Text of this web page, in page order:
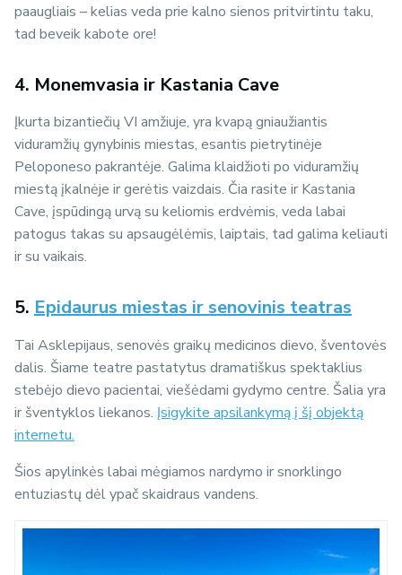
paaugliais – kelias veda prie kalno sienos pritvirtintu taku,
tad beveik kabote ore!
4. Monemvasia ir Kastania Cave
Įkurta bizantiečių VI amžiuje, yra kvapą gniaužiantis
viduramžių gynybinis miestas, esantis pietrytinėje
Peloponeso pakrantėje. Galima klaidžioti po viduramžių
miestą įkalnėje ir gerėtis vaizdais. Čia rasite ir Kastania
Cave, įspūdingą urvą su keliomis erdvėmis, veda labai
patogus takas su apsaugėlėmis, laiptais, tad galima keliauti
ir su vaikais.
5. Epidaurus miestas ir senovinis teatras
Tai Asklepijaus, senovės graikų medicinos dievo, šventovės
dalis. Šiame teatre pastatytus dramatiškus spektaklius
stebėjo dievo pacientai, viešėdami gydymo centre. Šalia yra
ir šventyklos liekanos. Įsigykite apsilankymą į šį objektą
internetu.
Šios apylinkės labai mėgiamos nardymo ir snorklingo
entuziastų dėl ypač skaidraus vandens.